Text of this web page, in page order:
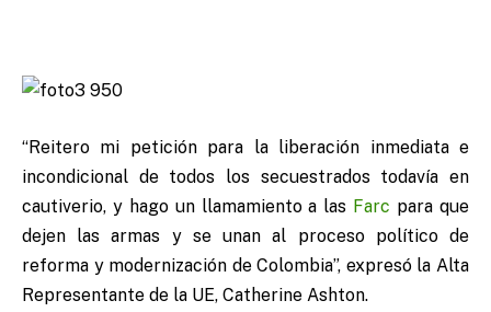
“Reitero mi petición para la liberación inmediata e
incondicional de todos los secuestrados todavía en
cautiverio, y hago un llamamiento a las Farc para que
dejen las armas y se unan al proceso político de
reforma y modernización de Colombia”, expresó la Alta
Representante de la UE, Catherine Ashton.